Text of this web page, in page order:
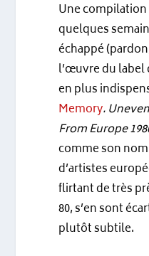
Une compilation
quelques
échappé
l’œuvre du
en plus
Memory.
From Europe
comme son
d’artistes
flirtant de très
80, s’en sont
plutôt subtile.